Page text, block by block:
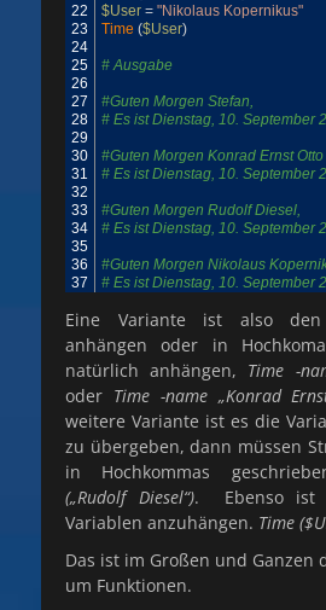
22
23
24
25
26
27
28
29
30
31
32
33
34
35
36
37
$User = "Nikolaus Kopernikus"
Time ($User)
# Ausgabe
#Guten Morgen Stefan,
# Es ist Dienstag, 10. September
#Guten Morgen Konrad Ernst Otto
# Es ist Dienstag, 10. September
#Guten Morgen Rudolf Diesel,
# Es ist Dienstag, 10. September
#Guten Morgen Nikolaus
# Es ist Dienstag, 10. September
Eine Variante ist also den
anhängen oder in
natürlich anhängen, Time -
oder Time -name „Konrad
weitere Variante ist es die
zu übergeben, dann müssen
in Hochkommas
(„Rudolf Diesel“). Ebenso ist
Variablen anzuhängen. Time
Das ist im Großen und Ganzen
um Funktionen.